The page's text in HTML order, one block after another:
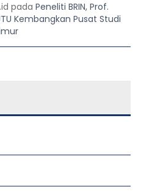
pada Peneliti BRIN, Prof.
Kembangkan Pusat Studi